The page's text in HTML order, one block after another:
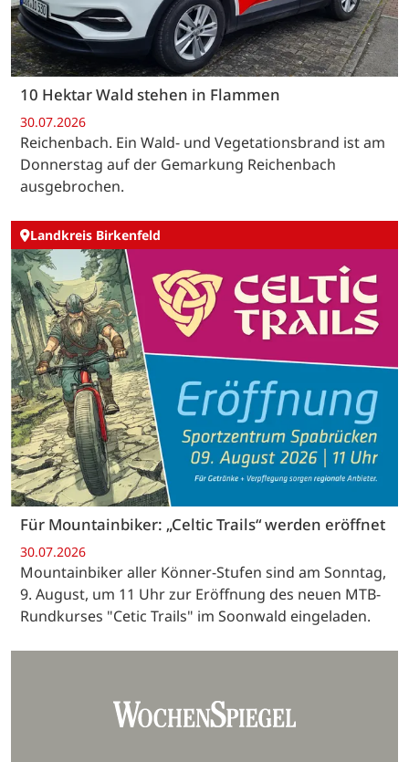
10 Hektar Wald stehen in Flammen
30.07.2026
Reichenbach. Ein Wald- und Vegetationsbrand ist am
Donnerstag auf der Gemarkung Reichenbach
ausgebrochen.
Landkreis Birkenfeld
Für Mountainbiker: „Celtic Trails“ werden eröffnet
30.07.2026
Mountainbiker aller Könner-Stufen sind am Sonntag,
9. August, um 11 Uhr zur Eröffnung des neuen MTB-
Rundkurses "Cetic Trails" im Soonwald eingeladen.